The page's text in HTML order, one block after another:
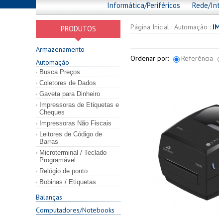
Informática/Periféricos
Rede/
PRODUTOS
Armazenamento
Automação
Busca Preços
Coletores de Dados
Gaveta para Dinheiro
Impressoras de Etiquetas e
Cheques
Impressoras Não Fiscais
Leitores de Código de
Barras
Microterminal / Teclado
Programável
Relógio de ponto
Bobinas / Etiquetas
Balanças
Computadores/Notebooks
Página Inicial : Automação :
Ordenar por: Referência